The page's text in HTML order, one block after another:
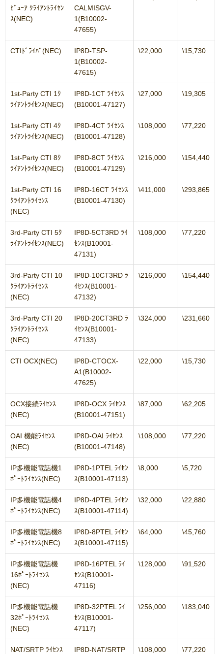
ﾋﾞｭｰｱ ｸﾗｲｱﾝﾄﾗｲｾﾝ
ｽ(NEC)
CALMISGV-
1(B10002-
47655)
CTIﾄﾞﾗｲﾊﾞ(NEC)
IP8D-TSP-
1(B10002-
47615)
\22,000 \15,730
1st-Party CTI 1ｸ
ﾗｲｱﾝﾄﾗｲｾﾝｽ(NEC)
IP8D-1CT ﾗｲｾﾝｽ
(B10001-47127)
\27,000 \19,305
1st-Party CTI 4ｸ
ﾗｲｱﾝﾄﾗｲｾﾝｽ(NEC)
IP8D-4CT ﾗｲｾﾝｽ
(B10001-47128)
\108,000 \77,220
1st-Party CTI 8ｸ
ﾗｲｱﾝﾄﾗｲｾﾝｽ(NEC)
IP8D-8CT ﾗｲｾﾝｽ
(B10001-47129)
\216,000 \154,440
1st-Party CTI 16
ｸﾗｲｱﾝﾄﾗｲｾﾝｽ
(NEC)
IP8D-16CT ﾗｲｾﾝｽ
(B10001-47130)
\411,000 \293,865
3rd-Party CTI 5ｸ
ﾗｲｱﾝﾄﾗｲｾﾝｽ(NEC)
IP8D-5CT3RD ﾗｲ
ｾﾝｽ(B10001-
47131)
\108,000 \77,220
3rd-Party CTI 10
ｸﾗｲｱﾝﾄﾗｲｾﾝｽ
(NEC)
IP8D-10CT3RD ﾗ
ｲｾﾝｽ(B10001-
47132)
\216,000 \154,440
3rd-Party CTI 20
ｸﾗｲｱﾝﾄﾗｲｾﾝｽ
(NEC)
IP8D-20CT3RD ﾗ
ｲｾﾝｽ(B10001-
47133)
\324,000 \231,660
CTI OCX(NEC)
IP8D-CTOCX-
A1(B10002-
47625)
\22,000 \15,730
OCX接続ﾗｲｾﾝｽ
(NEC)
IP8D-OCX ﾗｲｾﾝｽ
(B10001-47151)
\87,000 \62,205
OAI 機能ﾗｲｾﾝｽ
(NEC)
IP8D-OAI ﾗｲｾﾝｽ
(B10001-47148)
\108,000 \77,220
IP多機能電話機1
ﾎﾟｰﾄﾗｲｾﾝｽ(NEC)
IP8D-1PTEL ﾗｲｾﾝ
ｽ(B10001-47113)
\8,000 \5,720
IP多機能電話機4
ﾎﾟｰﾄﾗｲｾﾝｽ(NEC)
IP8D-4PTEL ﾗｲｾﾝ
ｽ(B10001-47114)
\32,000 \22,880
IP多機能電話機8
ﾎﾟｰﾄﾗｲｾﾝｽ(NEC)
IP8D-8PTEL ﾗｲｾﾝ
ｽ(B10001-47115)
\64,000 \45,760
IP多機能電話機
16ﾎﾟｰﾄﾗｲｾﾝｽ
(NEC)
IP8D-16PTEL ﾗｲ
ｾﾝｽ(B10001-
47116)
\128,000 \91,520
IP多機能電話機
32ﾎﾟｰﾄﾗｲｾﾝｽ
(NEC)
IP8D-32PTEL ﾗｲ
ｾﾝｽ(B10001-
47117)
\256,000 \183,040
NAT/SRTP ﾗｲｾﾝｽ
IP8D-NAT/SRTP
\108,000 \77,220